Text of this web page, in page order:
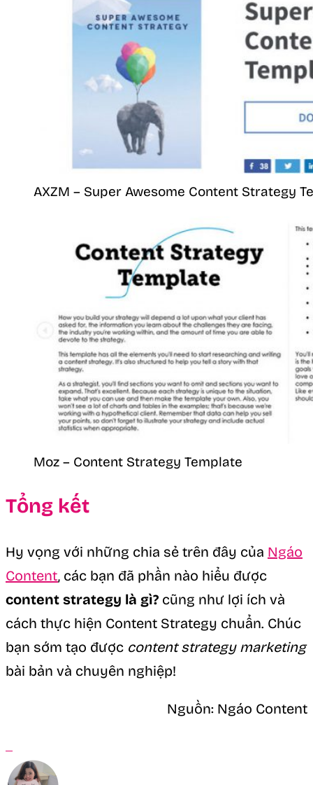
AXZM – Super Awesome Content Strategy
Moz – Content Strategy Template
Tổng kết
Hy vọng với những chia sẻ trên đây của Ngáo
Content, các bạn đã phần nào hiểu được
content strategy là gì? cũng như lợi ích và
cách thực hiện Content Strategy chuẩn. Chúc
bạn sớm tạo được content strategy marketing
bài bản và chuyên nghiệp!
Nguồn: Ngáo Content